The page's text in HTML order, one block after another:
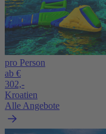
pro Person
ab €
302,-
Kroatien
Alle Angebote